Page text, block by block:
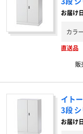
お届け
カラ
直送品
販
イト
3段
お届け